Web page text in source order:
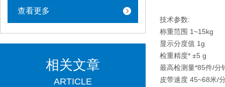
查看更多
相关文章
ARTICLE
技术参数:
称重范围 1~15kg
显示分度值 1g
检重精度* ±5 g
最高检测量*85件/分
皮带速度 45~68米/